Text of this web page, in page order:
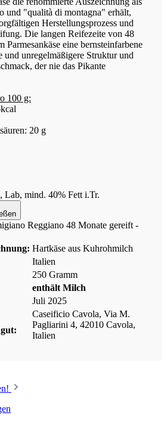
und "qualità di montagna" erhält,
Herstellungsprozess und
Die langen Reifezeite von 48
Parmesankäse eine bernsteinfarbene
und unregelmäßigere Struktur und
der nie das Pikante
100 g:
20 g
Lab, mind. 40% Fett i.Tr.
Reggiano 48 Monate gereift -
Hartkäse aus Kuhrohmilch
Italien
250 Gramm
enthält Milch
Juli 2025
Caseificio Cavola, Via M.
Pagliarini 4, 42010 Cavola,
Italien